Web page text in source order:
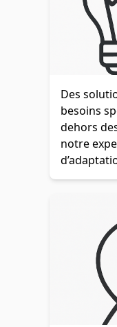
Des
besoins
dehors
notre